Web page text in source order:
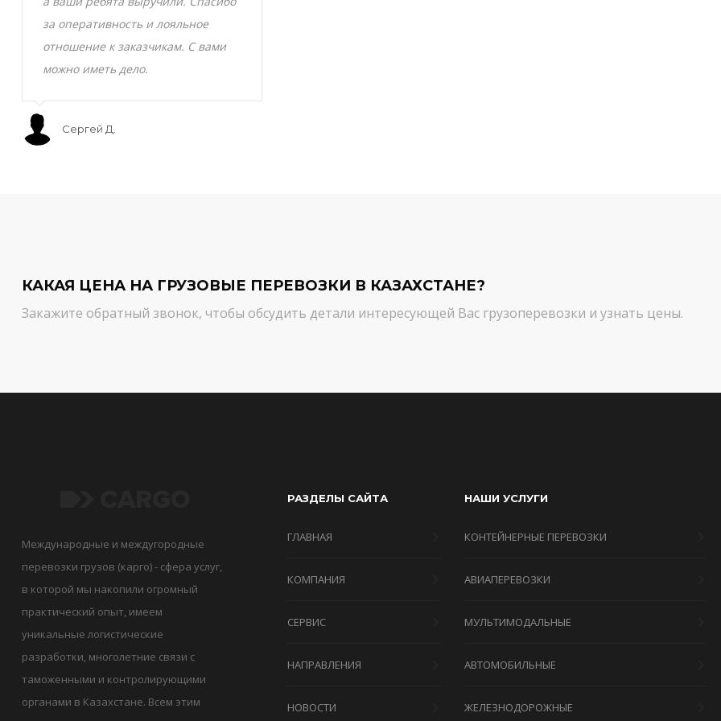
за оперативность и лояльное
отношение к заказчикам. С вами
можно иметь дело.
Сергей Д.
КАКАЯ ЦЕНА НА ГРУЗОВЫЕ ПЕРЕВОЗКИ В КАЗАХСТАНЕ?
Закажите обратный звонок, чтобы обсудить детали интересующей Вас грузоперевозки и узнать цены.
Международные и междугородные
перевозки грузов (карго) - сфера услуг,
в которой мы накопили огромный
практический опыт, имеем
уникальные логистические
разработки, многолетние связи с
таможенными и контролирующими
органами в Казахстане. Всем этим
РАЗДЕЛЫ САЙТА
ГЛАВНАЯ
КОМПАНИЯ
СЕРВИС
НАПРАВЛЕНИЯ
НОВОСТИ
НАШИ УСЛУГИ
КОНТЕЙНЕРНЫЕ ПЕРЕВОЗКИ
АВИАПЕРЕВОЗКИ
МУЛЬТИМОДАЛЬНЫЕ
АВТОМОБИЛЬНЫЕ
ЖЕЛЕЗНОДОРОЖНЫЕ